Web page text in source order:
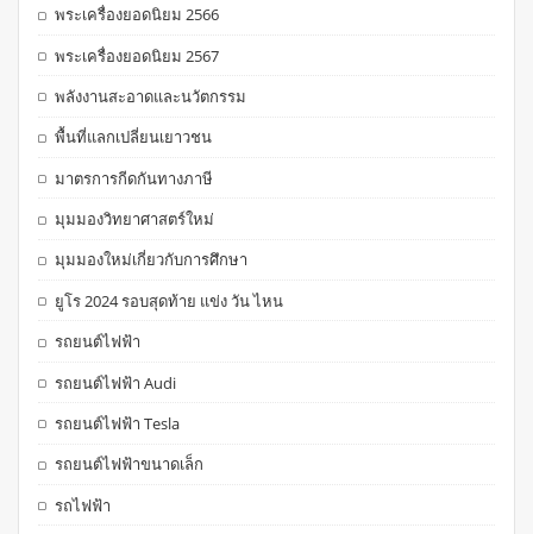
พระเครื่องยอดนิยม 2566
พระเครื่องยอดนิยม 2567
พลังงานสะอาดและนวัตกรรม
พื้นที่แลกเปลี่ยนเยาวชน
มาตรการกีดกันทางภาษี
มุมมองวิทยาศาสตร์ใหม่
มุมมองใหม่เกี่ยวกับการศึกษา
ยูโร 2024 รอบสุดท้าย แข่ง วัน ไหน
รถยนต์ไฟฟ้า
รถยนต์ไฟฟ้า Audi
รถยนต์ไฟฟ้า Tesla
รถยนต์ไฟฟ้าขนาดเล็ก
รถไฟฟ้า